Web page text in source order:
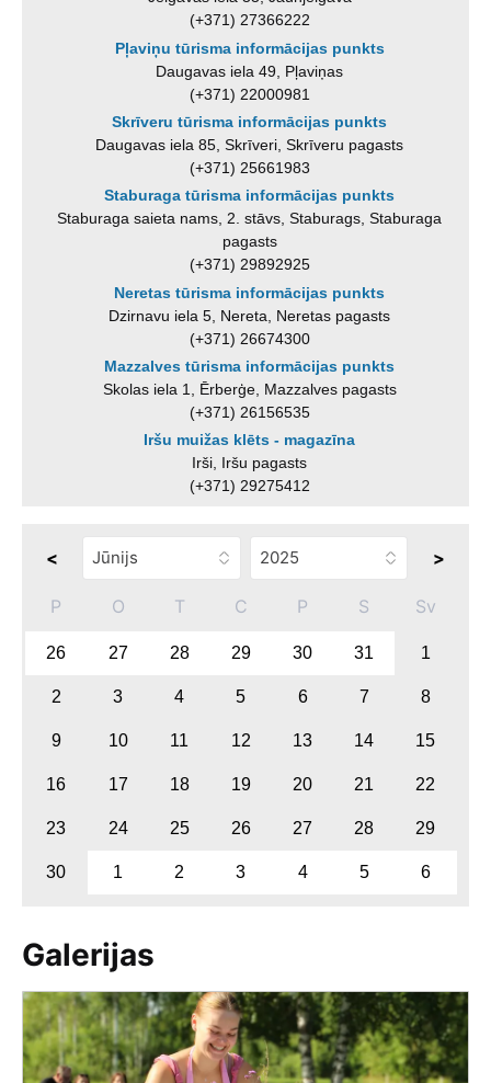
(+371) 27366222
Pļaviņu tūrisma informācijas punkts
Daugavas iela 49, Pļaviņas
(+371) 22000981
Skrīveru tūrisma informācijas punkts
Daugavas iela 85, Skrīveri, Skrīveru pagasts
(+371) 25661983
Staburaga tūrisma informācijas punkts
Staburaga saieta nams, 2. stāvs, Staburags, Staburaga
pagasts
(+371) 29892925
Neretas tūrisma informācijas punkts
Dzirnavu iela 5, Nereta, Neretas pagasts
(+371) 26674300
Mazzalves tūrisma informācijas punkts
Skolas iela 1, Ērberģe, Mazzalves pagasts
(+371) 26156535
Iršu muižas klēts - magazīna
Irši, Iršu pagasts
(+371) 29275412
< >
P O T C P S Sv
26 27 28 29 30 31 1
2 3 4 5 6 7 8
9 10 11 12 13 14 15
16 17 18 19 20 21 22
23 24 25 26 27 28 29
30 1 2 3 4 5 6
Galerijas